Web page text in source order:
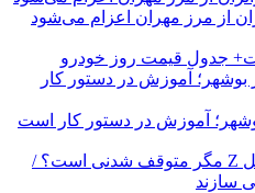
جدول قیمت روز خودرو
آموزش در دستور کار است
سیلیکن ولیِ تهران؛ این ایران نسل Z مگر متوقف شدنی است؟ /
سازند